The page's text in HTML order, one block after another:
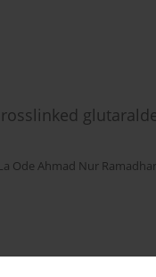
Ode Ahmad Nur